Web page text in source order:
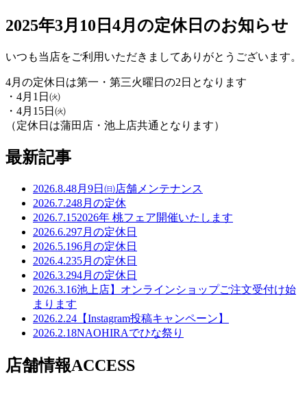
2025年3月10日 4月の定休日のお知らせ
いつも当店をご利用いただきましてありがとうございます。
4月の定休日は第一・第三火曜日の2日となります
・4月1日㈫
・4月15日㈫
（定休日は蒲田店・池上店共通となります）
最新記事
2026.8.48月9日㈰店舗メンテナンス
2026.7.248月の定休
2026.7.152026年 桃フェア開催いたします
2026.6.297月の定休日
2026.5.196月の定休日
2026.4.235月の定休日
2026.3.294月の定休日
2026.3.16池上店】オンラインショップご注文受付け始
まります
2026.2.24 【Instagram投稿キャンペーン】
2026.2.18NAOHIRAでひな祭り
店舗情報ACCESS